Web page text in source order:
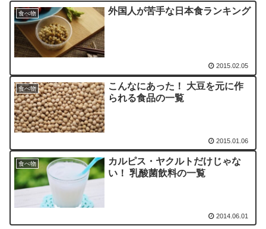
食べ物 外国人が苦手な日本食ランキング
2015.02.05
食べ物
こんなにあった！ 大豆を元に作
られる食品の一覧
2015.01.06
食べ物
カルピス・ヤクルトだけじゃな
い！ 乳酸菌飲料の一覧
2014.06.01